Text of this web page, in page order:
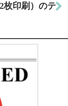
枚印刷）のテ